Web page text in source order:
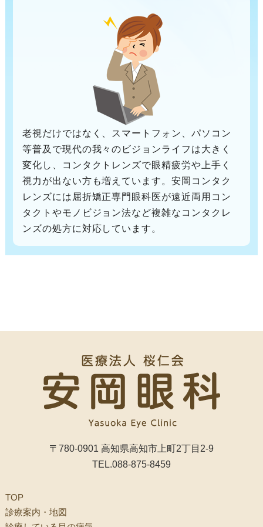
老視だけではなく、スマートフォン、パソコン
等普及で現代の我々のビジョンライフは大きく
変化し、コンタクトレンズで眼精疲労や上手く
視力が出ない方も増えています。安岡コンタク
レンズには屈折矯正専門眼科医が遠近両用コン
タクトやモノビジョン法など複雑なコンタクレ
ンズの処方に対応しています。
〒780-0901 高知県高知市上町2丁目2-9
TEL.088-875-8459
TOP
診療案内・地図